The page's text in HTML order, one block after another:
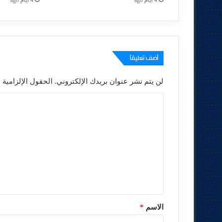
أضف تعليقاً
لن يتم نشر عنوان بريدك الإلكتروني. الحقول
*الاسم *